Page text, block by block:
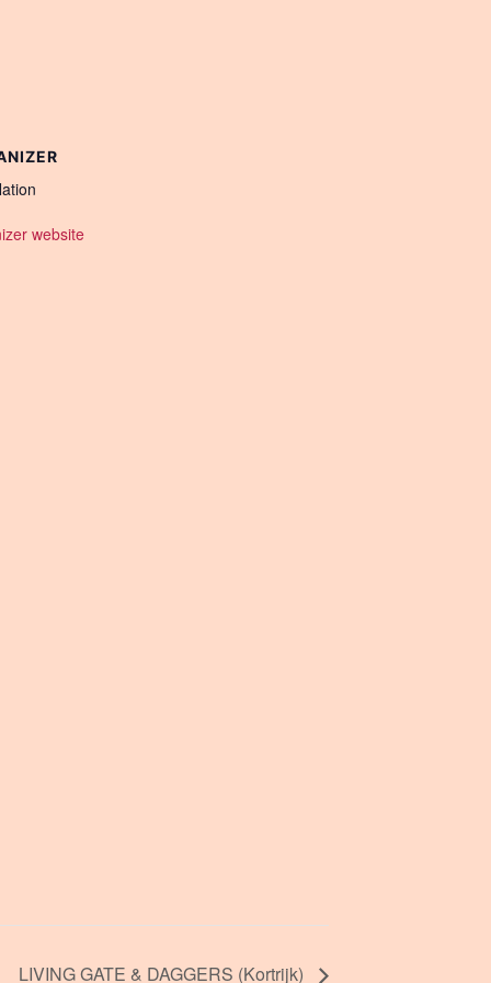
website
LIVING GATE & DAGGERS (Kortrijk)